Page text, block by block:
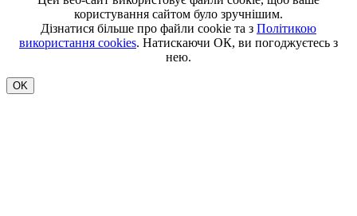
користування сайтом було зручнішим.
Дізнатися більше про файли cookie та з Політикою
використання cookies. Натискаючи ОК, ви погоджуєтесь з
нею.
OK